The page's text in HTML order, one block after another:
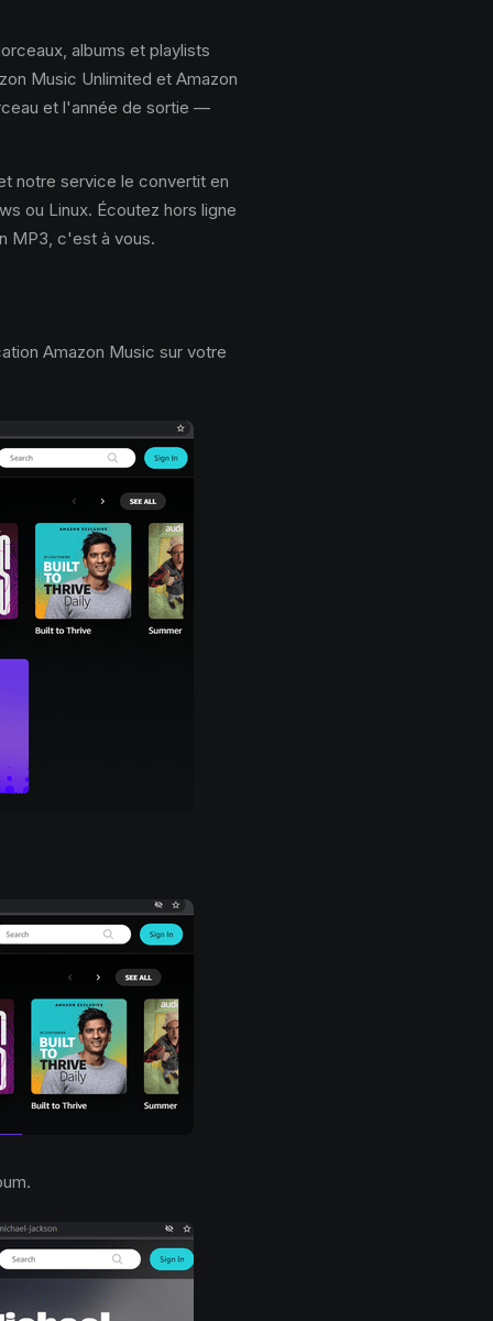
albums et playlists
Music Unlimited et Amazon
et l'année de sortie —
notre service le convertit en
ou Linux. Écoutez hors ligne
MP3, c'est à vous.
Amazon Music sur votre